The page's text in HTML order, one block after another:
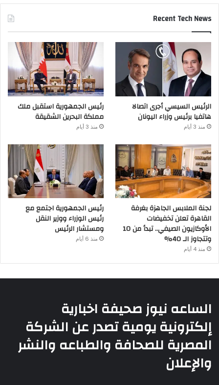
Recent Tech News
الرئيس السيسي أجرى اتصالا
هاتفيا برئيس وزراء اليونان
منذ 3 أيام
رئيس الجمهورية استقبل ملك
مملكة البحرين الشقيقة
منذ 3 أيام
لجنة الملابس الجاهزة بغرفة
القاهرة تعلن تخفيضات
الأوكازيون الصيفي.. تبدأ من 10
وتتجاوز الـ 40%
منذ 4 أيام
رئيس الجمهورية اجتمع مع
رئيس الوزراء ووزير النقل
ومستشار الرئيس
منذ 6 أيام
الساعه نيوز صحيفة اخبارية
إلكترونية يومية تصدر عن الشركة
المصرية للصحافة والطباعه والنشر
والإعلان